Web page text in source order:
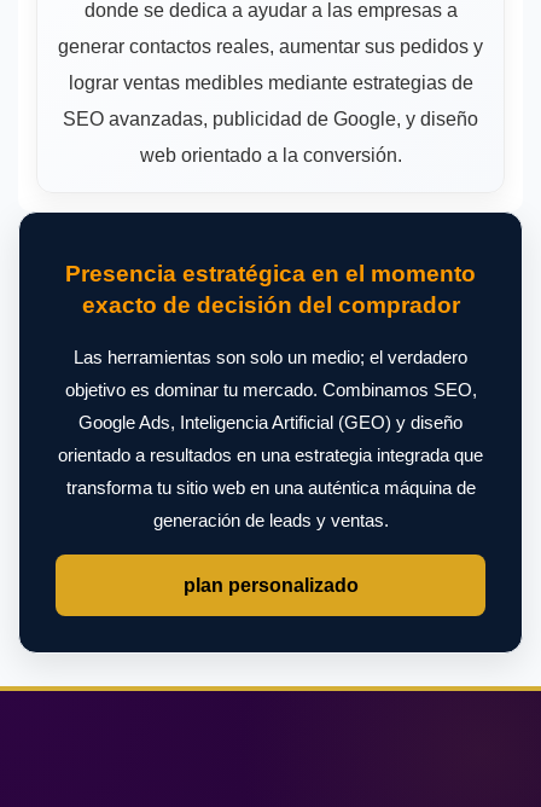
donde se dedica a ayudar a las empresas a
generar contactos reales, aumentar sus pedidos y
lograr ventas medibles mediante estrategias de
SEO avanzadas, publicidad de Google, y diseño
web orientado a la conversión.
Presencia estratégica en el momento
exacto de decisión del comprador
Las herramientas son solo un medio; el verdadero
objetivo es dominar tu mercado. Combinamos SEO,
Google Ads, Inteligencia Artificial (GEO) y diseño
orientado a resultados en una estrategia integrada que
transforma tu sitio web en una auténtica máquina de
generación de leads y ventas.
plan personalizado